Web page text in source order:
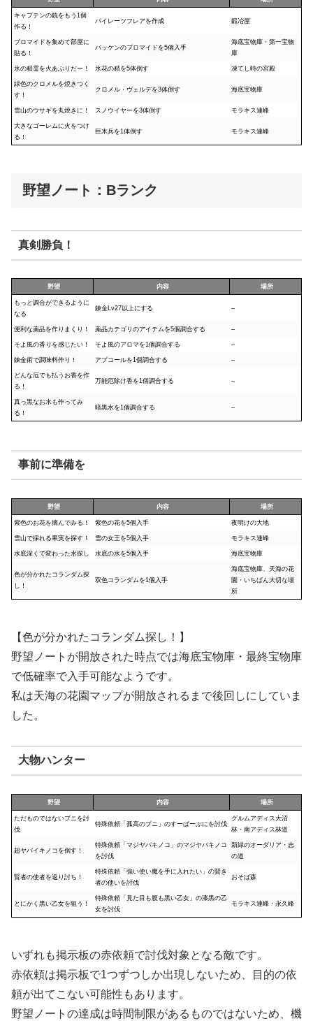
キャプテンの銃をもう1個
作る！
パイレーツフレアを作成 鍛冶屋
ブロマイドを集めて部屋に
貼る！
バッケンのブロマイドを5個入手
海底宝物庫・第一宝物
庫
氷の精霊を火あぶりだー！ 氷花の精を5体倒す 凍てし時の宮殿
緑色のクロメルを焼きつく
す！
クロメル・ヴェルデを3体倒す 海底宝物庫
雪山のウサギを丸焼きに！ スノウイヤーを3体倒す モラキス連峰
大きなゴーレムに火をつけ
る！
巨木兵を1体倒す モラキス連峰
野望ノート：Bランク
真剣勝負！
野望 内容 場所
もっと調合ができるように
なる
錬金Lv27以上にする –
便利な薬品を作りまくり！ 薬品カテゴリのアイテムを5個調合する –
そよ風の香りを感じたい！ そよ風のアロマを1個調合する –
錬金術で調味料作り！ アプコールを1個調合する –
どんな厄でも払うお香を作
る！
万能厄除け香を1個調合する –
真っ黒なお水も作ってみ
る！
暗黒水を1個調合する –
事前に準備を
野望 内容 場所
紫色のお花を摘んでみる！ 紫色の花を5個入手 夜明けの大地
雪山で採れる果実を探す！ 雪の女王を5個入手 モラキス連峰
水底深くで変わった水探し 水底の水を5個入手 海底宝物庫
色が分かれたコランダム探
し！
双色コランダムを1個入手
海底宝物庫、天海の花
園・いちばん大切な場
所
【色が分かれたコランダム探し！】
野望ノートが開放された時点では海底宝物庫・最終宝物庫
で低確率で入手可能なようです。
私は天海の花園マップが開放されるまで後回しにしていま
した。
大物ハンター
野望 内容 場所
ただものではないプニを討
伐
特殊依頼「孤高のプニ」のすーぱーぷにを討伐
グルムアディス大沼
林・南アディス林道
超ヤバイキノコを倒す！
特殊依頼「マジヤバキノコ」のマジヤバキノコ
を討伐
新緑のオーダリア・志
の道
賢者の使者を返り討ち！
特殊依頼「強い使い魔を手に入れたい」の賢き
者の使いを討伐
おそば森
とにかく黒い乙女を狙う！
特殊依頼「見た目も腹も黒い乙女」の漆黒の乙
女を討伐
モラキス連峰・永久峰
いずれも掲示板の赤依頼で討伐対象となる敵です。
赤依頼は掲示板で1つずつしか出現しないため、目的の依
頼が出てこない可能性もあります。
野望ノートの達成は時間制限があるものではないため、機